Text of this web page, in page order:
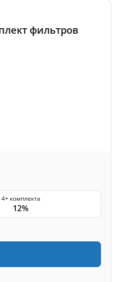
фильтров
4+ комплекта
12%